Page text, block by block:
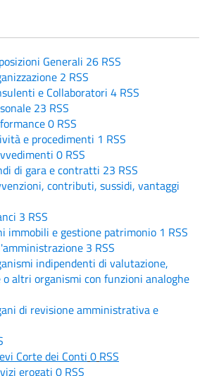
Generali 26 RSS
2 RSS
e Collaboratori 4 RSS
23 RSS
0 RSS
e procedimenti 1 RSS
0 RSS
di gara e contratti 23 RSS
contributi, sussidi, vantaggi
3 RSS
immobili e gestione patrimonio 1 RSS
3 RSS
indipendenti di valutazione,
altri organismi con funzioni analoghe
di revisione amministrativa e
Corte dei Conti 0 RSS
erogati 0 RSS